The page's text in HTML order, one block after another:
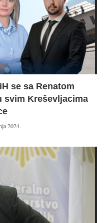
se sa Renatom
svim Kreševljacima
2024.